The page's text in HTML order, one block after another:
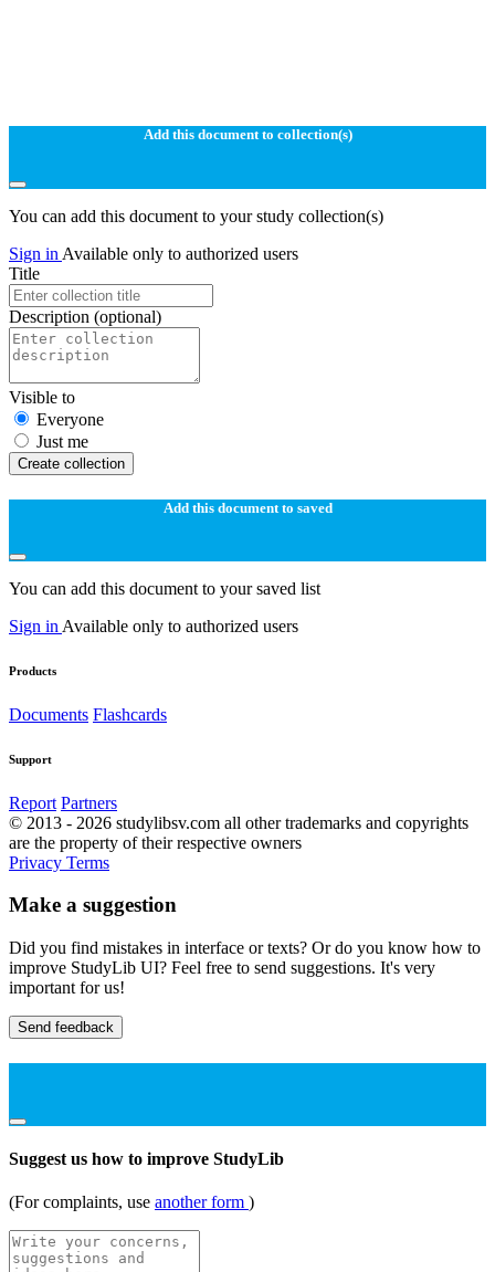
Add this document to collection(s)
You can add this document to your study collection(s)
Sign in Available only to authorized users
Title
Description (optional)
Visible to
Everyone
Just me
Create collection
Add this document to saved
You can add this document to your saved list
Sign in Available only to authorized users
Products
Documents Flashcards
Support
Report Partners
© 2013 - 2026 studylibsv.com all other trademarks and copyrights
are the property of their respective owners
Privacy Terms
Make a suggestion
Did you find mistakes in interface or texts? Or do you know how to
improve StudyLib UI? Feel free to send suggestions. It's very
important for us!
Send feedback
Suggest us how to improve StudyLib
(For complaints, use another form )